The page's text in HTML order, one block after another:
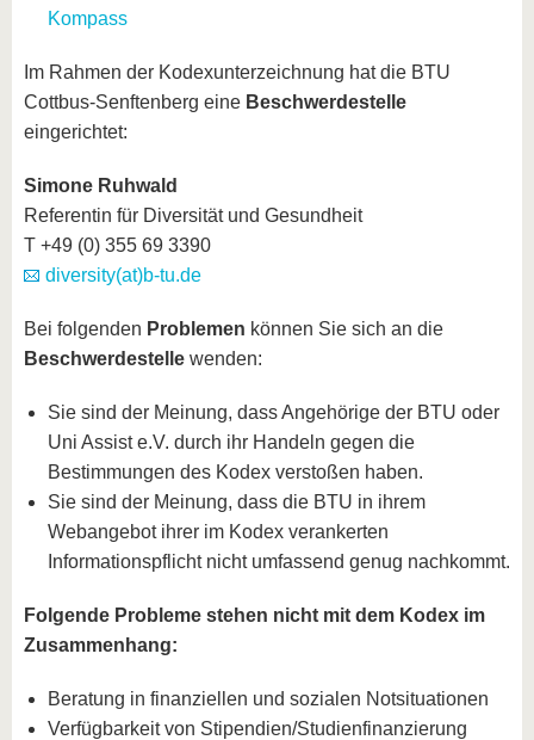
Kompass
Im Rahmen der Kodexunterzeichnung hat die BTU
Cottbus-Senftenberg eine Beschwerdestelle
eingerichtet:
Simone Ruhwald
Referentin für Diversität und Gesundheit
T +49 (0) 355 69 3390
diversity(at)b-tu.de
Bei folgenden Problemen können Sie sich an die
Beschwerdestelle wenden:
Sie sind der Meinung, dass Angehörige der BTU oder
Uni Assist e.V. durch ihr Handeln gegen die
Bestimmungen des Kodex verstoßen haben.
Sie sind der Meinung, dass die BTU in ihrem
Webangebot ihrer im Kodex verankerten
Informationspflicht nicht umfassend genug nachkommt.
Folgende Probleme stehen nicht mit dem Kodex im
Zusammenhang:
Beratung in finanziellen und sozialen Notsituationen
Verfügbarkeit von Stipendien/Studienfinanzierung